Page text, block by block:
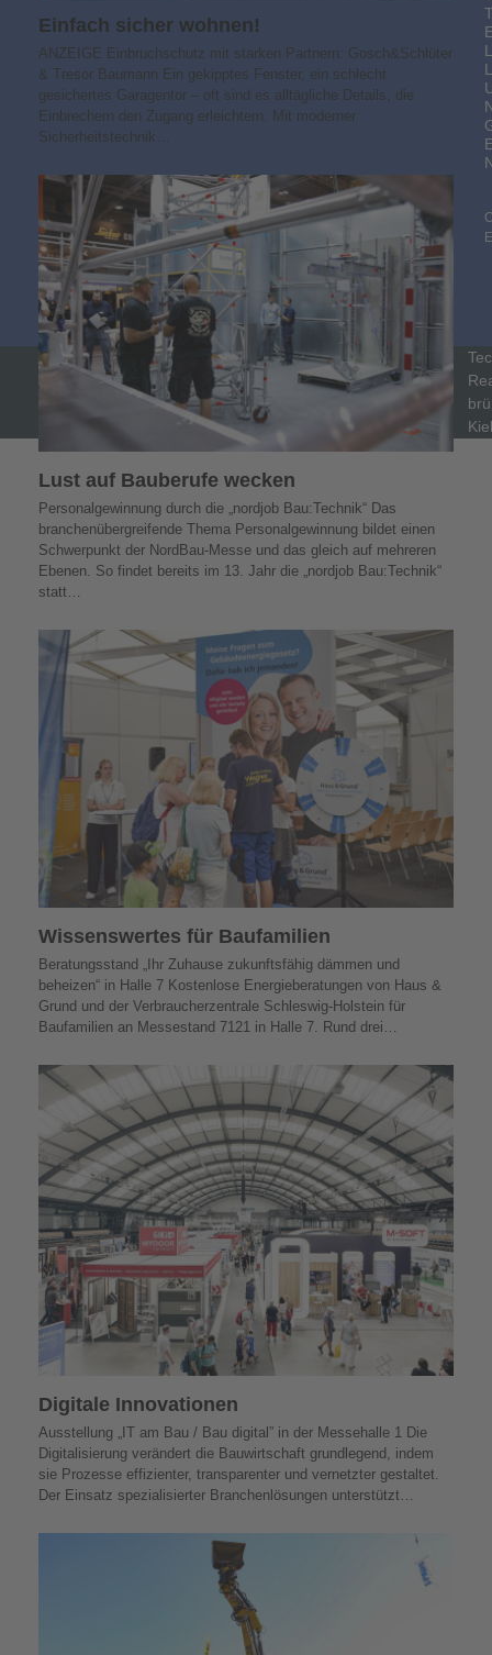
Einfach sicher wohnen!
ANZEIGE Einbruchschutz mit starken Partnern: Gosch&Schlüter
& Tresor Baumann Ein gekipptes Fenster, ein schlecht
gesichertes Garagentor – oft sind es alltägliche Details, die
Einbrechern den Zugang erleichtern. Mit moderner
Sicherheitstechnik…
Lust auf Bauberufe wecken
Personalgewinnung durch die „nordjob Bau:Technik“ Das
branchenübergreifende Thema Personalgewinnung bildet einen
Schwerpunkt der NordBau-Messe und das gleich auf mehreren
Ebenen. So findet bereits im 13. Jahr die „nordjob Bau:Technik“
statt…
Wissens­wertes für Baufamilien
Beratungsstand „Ihr Zuhause zukunfts­fähig dämmen und
beheizen“ in Halle 7 Kostenlose Energieberatungen von Haus &
Grund und der Verbraucherzentrale Schleswig-Holstein für
Baufamilien an Messestand 7121 in Halle 7. Rund drei…
Digitale Innovationen
Ausstellung „IT am Bau / Bau digital” in der Messehalle 1 Die
Digitalisierung verändert die Bauwirtschaft grundlegend, indem
sie Prozesse effizienter, transparenter und vernetzter gestaltet.
Der Einsatz spezialisierter Branchenlösungen unterstützt…
L
L
Kiel